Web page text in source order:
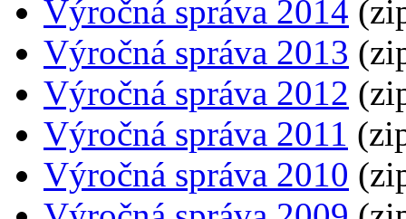
Výročná správa 2014
Výročná správa 2013
Výročná správa 2012
Výročná správa 2011
Výročná správa 2010